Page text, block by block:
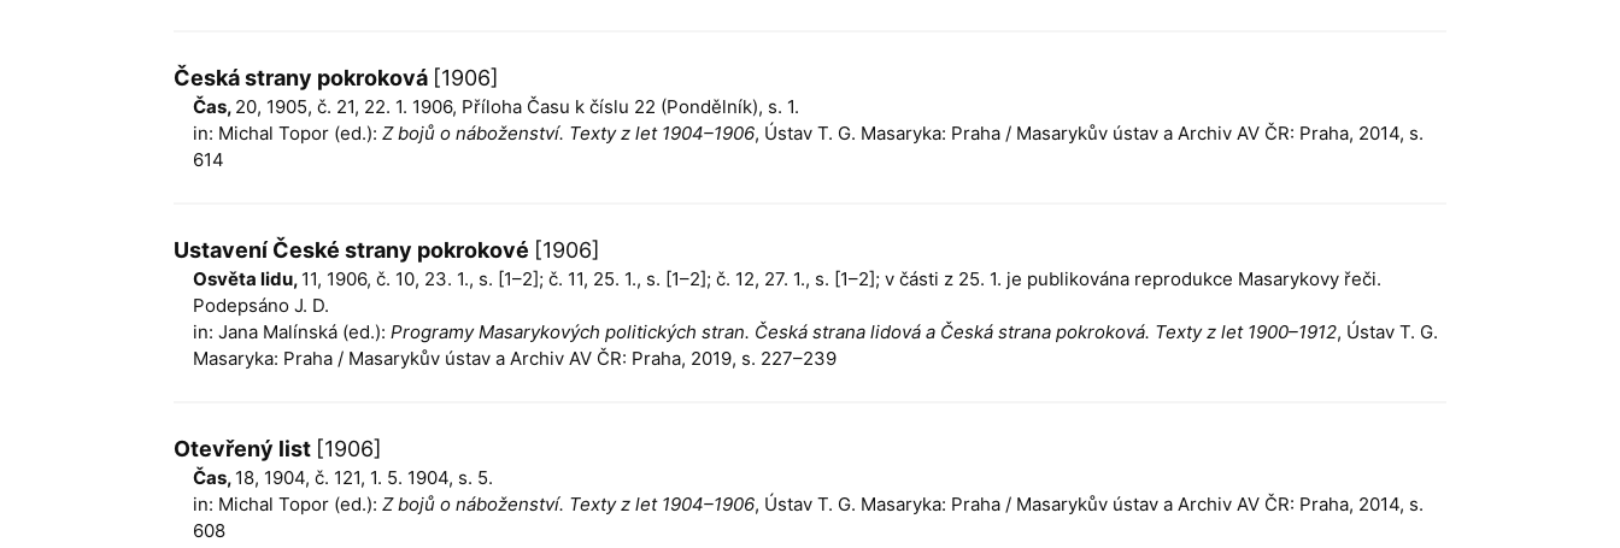
Česká strany pokroková [1906]
Čas, 20, 1905, č. 21, 22. 1. 1906, Příloha Času k číslu 22 (Pondělník), s. 1.
in: Michal Topor (ed.): Z bojů o náboženství. Texty z let 1904–1906, Ústav T. G. Masaryka: Praha / Masarykův ústav a Archiv AV ČR: Praha, 2014, s.
614
Ustavení České strany pokrokové [1906]
Osvěta lidu, 11, 1906, č. 10, 23. 1., s. [1–2]; č. 11, 25. 1., s. [1–2]; č. 12, 27. 1., s. [1–2]; v části z 25. 1. je publikována reprodukce Masarykovy řeči.
Podepsáno J. D.
in: Jana Malínská (ed.): Programy Masarykových politických stran. Česká strana lidová a Česká strana pokroková. Texty z let 1900–1912, Ústav T. G.
Masaryka: Praha / Masarykův ústav a Archiv AV ČR: Praha, 2019, s. 227–239
Otevřený list [1906]
Čas, 18, 1904, č. 121, 1. 5. 1904, s. 5.
in: Michal Topor (ed.): Z bojů o náboženství. Texty z let 1904–1906, Ústav T. G. Masaryka: Praha / Masarykův ústav a Archiv AV ČR: Praha, 2014, s.
608